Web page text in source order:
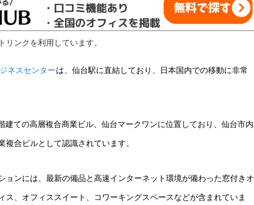
ンクを利用しています。
ネスセンターは、仙台駅に直結しており、日本国内での移動に非常
建ての高層複合商業ビル、仙台マークワンに位置しており、仙台市内
複合ビルとして認識されています。
ョンには、最新の備品と高速インターネット環境が備わった窓付きオ
ス、オフィススイート、コワーキングスペースなどが含まれていま